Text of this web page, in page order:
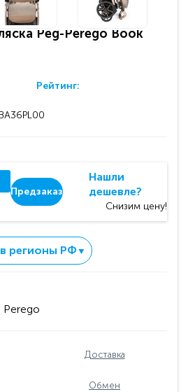
Peg-Perego Book
Рейтинг:
Предзаказ
Нашли
дешевле?
Снизим цену!
регионы РФ▼
Perego
Доставка
Обмен